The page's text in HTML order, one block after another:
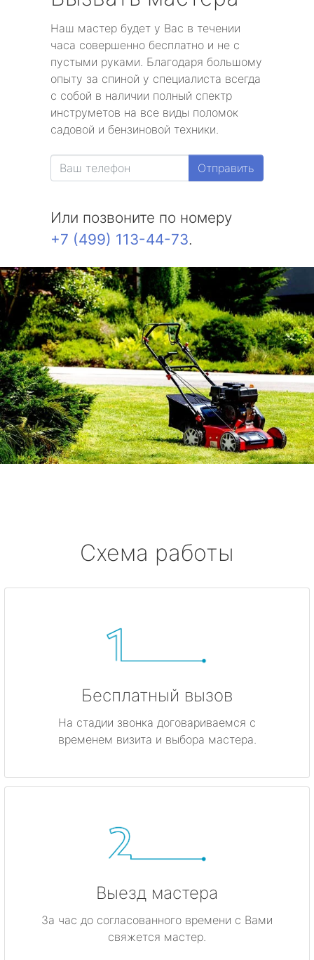
Наш мастер будет у Вас в течении
часа совершенно бесплатно и не с
пустыми руками. Благодаря большому
опыту за спиной у специалиста всегда
с собой в наличии полный спектр
инструметов на все виды поломок
садовой и бензиновой техники.
Отправить
Или позвоните по номеру
+7 (499) 113-44-73.
Схема работы
Бесплатный вызов
На стадии звонка договариваемся с
временем визита и выбора мастера.
Выезд мастера
За час до согласованного времени с Вами
свяжется мастер.